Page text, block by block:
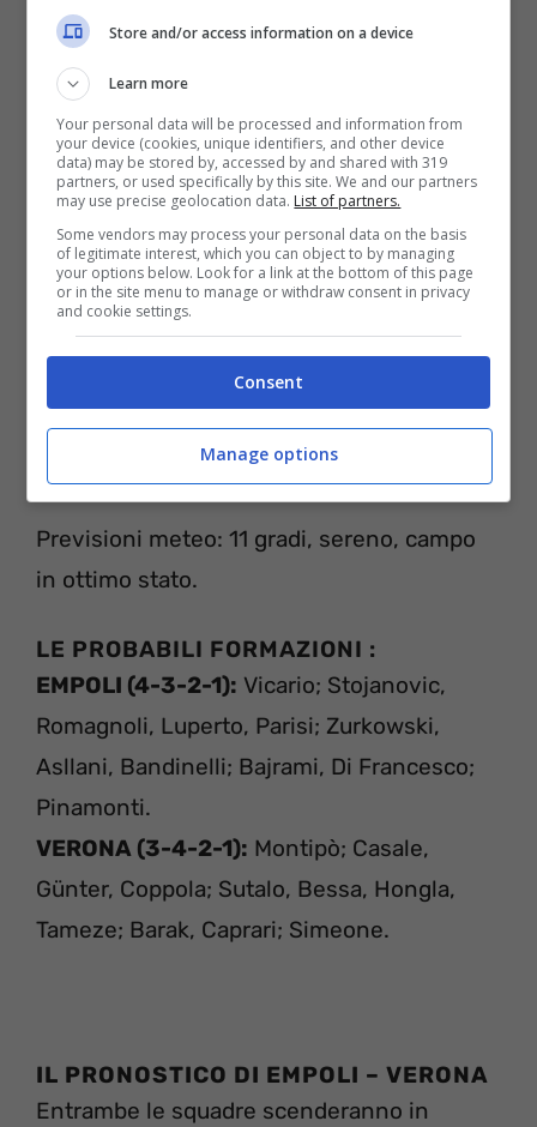
di tutte le partite del massimo campionato
di calcio italiano.
Meteo e condizioni del campo:
Previsioni meteo: 11 gradi, sereno, campo
in ottimo stato.
LE PROBABILI FORMAZIONI :
EMPOLI (4-3-2-1): Vicario; Stojanovic,
Romagnoli, Luperto, Parisi; Zurkowski,
Asllani, Bandinelli; Bajrami, Di Francesco;
Pinamonti.
VERONA (3-4-2-1): Montipò; Casale,
Günter, Coppola; Sutalo, Bessa, Hongla,
Tameze; Barak, Caprari; Simeone.
IL PRONOSTICO DI EMPOLI – VERONA
Entrambe le squadre scenderanno in
Store and/or access information on a device
Learn more
Your personal data will be processed and information from
your device (cookies, unique identifiers, and other device
data) may be stored by, accessed by and shared with 319
partners, or used specifically by this site. We and our partners
may use precise geolocation data. List of partners.
Some vendors may process your personal data on the basis
of legitimate interest, which you can object to by managing
your options below. Look for a link at the bottom of this page
or in the site menu to manage or withdraw consent in privacy
and cookie settings.
Consent
Manage options